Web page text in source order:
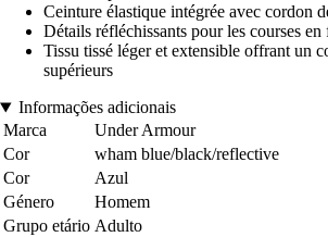
Ceinture élastique intégrée avec cordon
Détails réfléchissants pour les courses
Tissu tissé léger et extensible offrant un
supérieurs
Informações adicionais
Marca
Under Armour
Cor
wham blue/black/reflective
Cor
Azul
Género
Homem
Grupo etário Adulto